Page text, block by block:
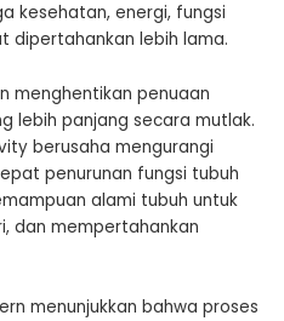
kesehatan, energi, fungsi
dipertahankan lebih lama.
menghentikan penuaan
lebih panjang secara mutlak.
berusaha mengurangi
penurunan fungsi tubuh
alami tubuh untuk
dan mempertahankan
menunjukkan bahwa proses